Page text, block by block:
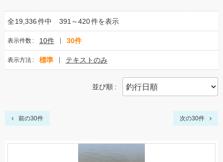
全19,336件中 391～420件を表示
表示件数 10件 30件
表示方法 標準 テキストのみ
並び順
前の30件 次の30件